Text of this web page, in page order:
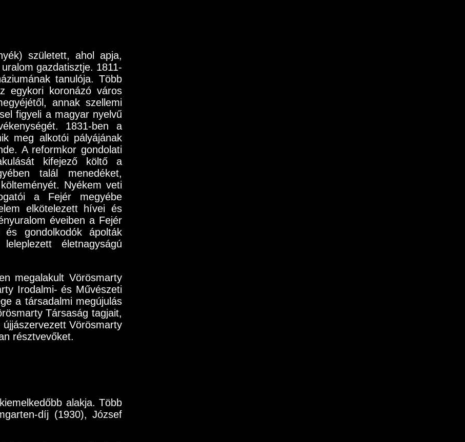
született, ahol apja,
gazdatisztje. 1811-
tanulója. Több
egykori koronázó város
annak szellemi
figyeli a magyar nyelvű
1831-ben a
meg alkotói pályájának
A reformkor gondolati
kifejező költő a
talál menedéket,
Nyékem veti
a Fejér megyébe
elkötelezett hívei és
éveiben a Fejér
gondolkodók ápolták
életnagyságú
megalakult Vörösmarty
Irodalmi- és Művészeti
a társadalmi megújulás
Társaság tagjait,
Vörösmarty
résztvevőket.
alakja. Több
díj (1930), József